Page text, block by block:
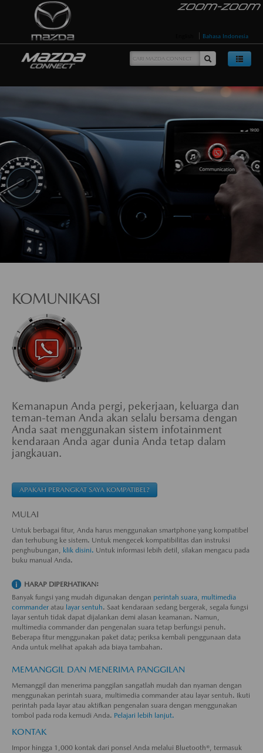
Bahasa Indonesia
KOMUNIKASI
Kemanapun Anda pergi, pekerjaan, keluarga dan
teman-teman Anda akan selalu bersama dengan
Anda saat menggunakan sistem infotainment
kendaraan Anda agar dunia Anda tetap dalam
jangkauan.
APAKAH PERANGKAT SAYA KOMPATIBEL?
MULAI
Untuk berbagai fitur, Anda harus menggunakan smartphone yang kompatibel
dan terhubung ke sistem. Untuk mengecek kompatibilitas dan instruksi
penghubungan, klik disini. Untuk informasi lebih detil, silakan mengacu pada
buku manual Anda.
HARAP DIPERHATIKAN:
Banyak fungsi yang mudah digunakan dengan perintah suara, multimedia
commander atau layar sentuh. Saat kendaraan sedang bergerak, segala fungsi
layar sentuh tidak dapat dijalankan demi alasan keamanan. Namun,
multimedia commander dan pengenalan suara tetap berfungsi penuh.
Beberapa fitur menggunakan paket data; periksa kembali penggunaan data
Anda untuk melihat apakah ada biaya tambahan.
MEMANGGIL DAN MENERIMA PANGGILAN
Memanggil dan menerima panggilan sangatlah mudah dan nyaman dengan
menggunakan perintah suara, multimedia commander atau layar sentuh. Ikuti
perintah pada layar atau aktifkan pengenalan suara dengan menggunakan
tombol pada roda kemudi Anda. Pelajari lebih lanjut.
KONTAK
Impor hingga 1,000 kontak dari ponsel Anda melalui Bluetooth®, termasuk